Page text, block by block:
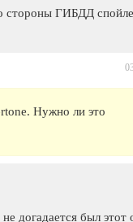
стороны ГИБДД
Нужно ли это
догадается был этот